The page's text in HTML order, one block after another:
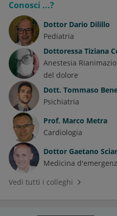
Conosci ...?
Dottor Dario Dilillo
Pediatria
Dottoressa Tiziana
Anestesia
del dolore
Dott. Tommaso
Psichiatria
Prof. Marco Metra
Cardiologia
Dottor Gaetano
Medicina
Vedi tutti i colleghi